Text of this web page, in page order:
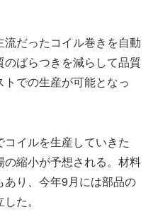
だったコイル巻きを自動
ばらつきを減らして品質
での生産が可能となっ
イルを生産していきた
縮小が予想される。材料
り、今年9月には部品の
た。